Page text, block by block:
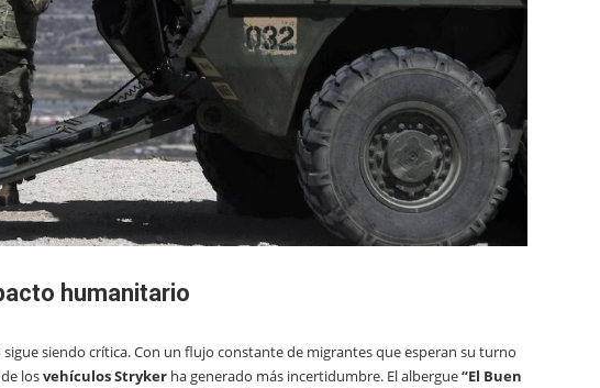
humanitario
sigue siendo crítica. Con un flujo constante de migrantes que esperan su turno
losvehículos Stryker ha generado más incertidumbre. El albergue“El Buen